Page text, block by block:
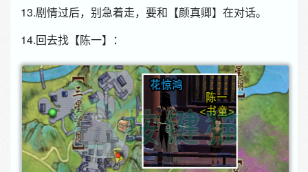
13.剧情过后，别急着走，要和【颜真卿】在对话。
14.回去找【陈一】：